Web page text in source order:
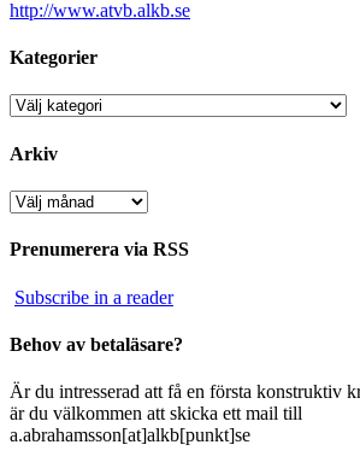
http://www.atvb.alkb.se
Kategorier
Kategorier
Arkiv
Arkiv
Prenumerera via RSS
Subscribe in a reader
Behov av betaläsare?
Är du intresserad att få en första konstruktiv
är du välkommen att skicka ett mail till
a.abrahamsson[at]alkb[punkt]se